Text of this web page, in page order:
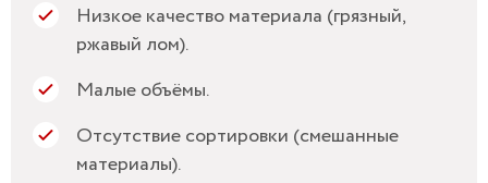
Низкое качество материала (грязный,
ржавый лом).
Малые объёмы.
Отсутствие сортировки (смешанные
материалы).